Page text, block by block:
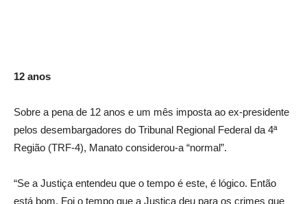
12 anos
Sobre a pena de 12 anos e um mês imposta ao ex-presidente
pelos desembargadores do Tribunal Regional Federal da 4ª
Região (TRF-4), Manato considerou-a “normal”.
“Se a Justiça entendeu que o tempo é este, é lógico. Então
está bom. Foi o tempo que a Justiça deu para os crimes que